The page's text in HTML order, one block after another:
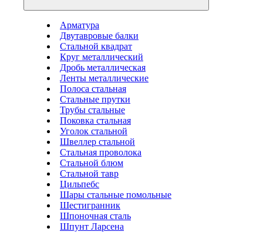
Арматура
Двутавровые балки
Стальной квадрат
Круг металлический
Дробь металлическая
Ленты металлические
Полоса стальная
Стальные прутки
Трубы стальные
Поковка стальная
Уголок стальной
Швеллер стальной
Стальная проволока
Стальной блюм
Стальной тавр
Цильпебс
Шары стальные помольные
Шестигранник
Шпоночная сталь
Шпунт Ларсена